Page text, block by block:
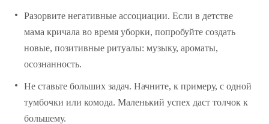
Разорвите негативные ассоциации. Если в детстве
мама кричала во время уборки, попробуйте создать
новые, позитивные ритуалы: музыку, ароматы,
осознанность.
Не ставьте больших задач. Начните, к примеру, с одной
тумбочки или комода. Маленький успех даст толчок к
большему.